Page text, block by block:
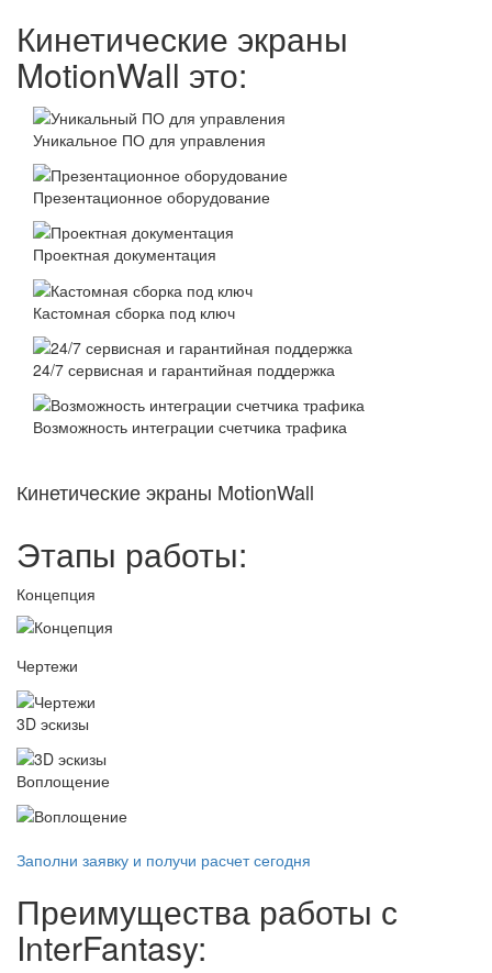
Кинетические экраны
MotionWall это:
Уникальное ПО для управления
Презентационное оборудование
Проектная документация
Кастомная сборка под ключ
24/7 сервисная и гарантийная поддержка
Возможность интеграции счетчика трафика
Кинетические экраны MotionWall
Этапы работы:
Концепция
Чертежи
3D эскизы
Воплощение
Заполни заявку и получи расчет сегодня
Преимущества работы с
InterFantasy: